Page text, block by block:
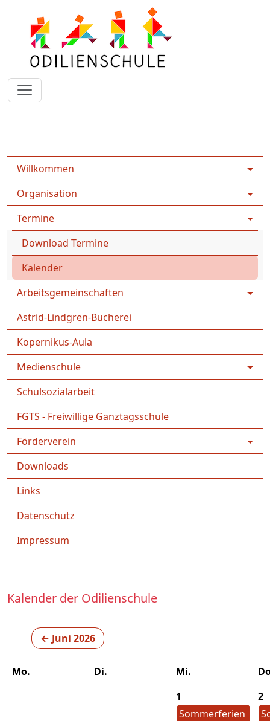
Willkommen
Organisation
Termine
Download Termine
Kalender
Arbeitsgemeinschaften
Astrid-Lindgren-Bücherei
Kopernikus-Aula
Medienschule
Schulsozialarbeit
FGTS - Freiwillige Ganztagsschule
Förderverein
Downloads
Links
Datenschutz
Impressum
Kalender der Odilienschule
← Juni 2026
Mo. Di. Mi.
1
Sommerferien
2